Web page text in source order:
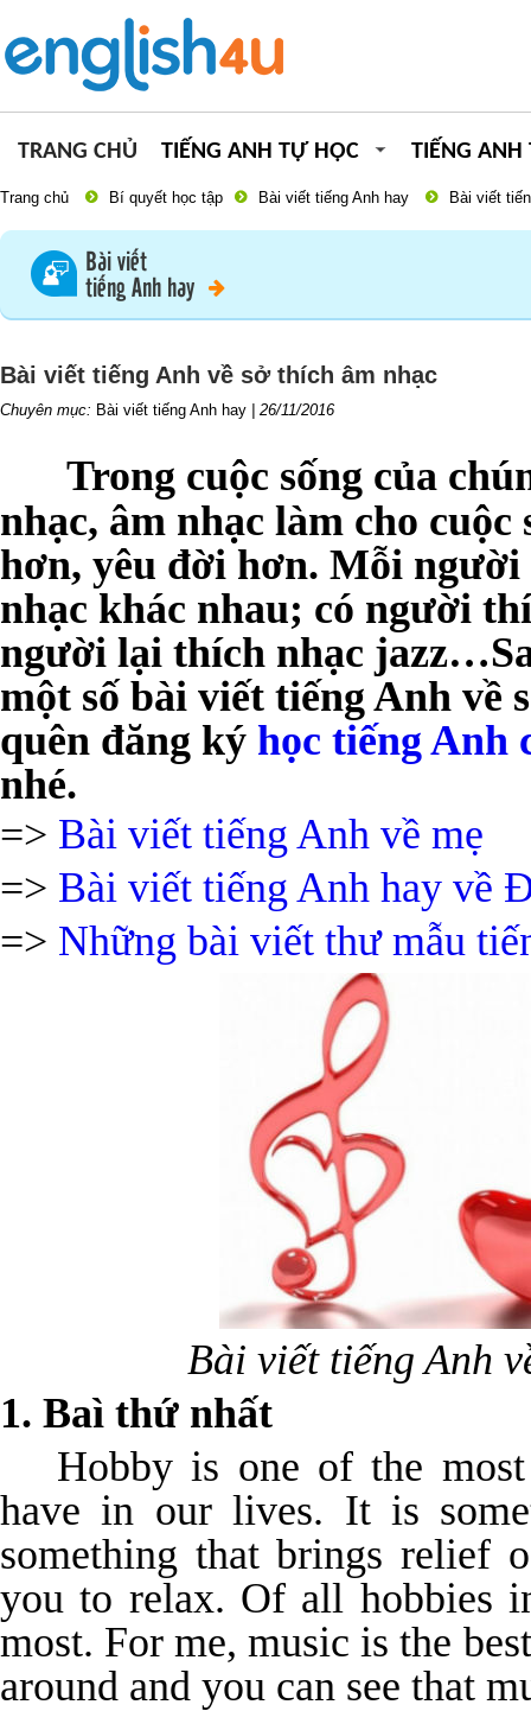
TRANG CHỦ TIẾNG ANH TỰ HỌC TIẾNG ANH
Trang chủ Bí quyết học tập Bài viết tiếng Anh hay Bài viết
Bài viết
tiếng Anh hay
Bài viết tiếng Anh về sở thích âm nhạc
Chuyên mục: Bài viết tiếng Anh hay 26/11/2016
Trong cuộc sống của
nhạc, âm nhạc làm cho
hơn, yêu đời hơn. Mỗi
nhạc khác nhau; có người
người lại thích nhạc
một số bài viết tiếng Anh về
quên đăng ký học tiếng Anh
nhé.
=> Bài viết tiếng Anh về mẹ
=> Bài viết tiếng Anh hay về
=> Những bài viết thư mẫu
Bài viết tiếng Anh
1. Baì thứ nhất
Hobby is one of the
have in our lives. It is
something that brings relief
you to relax. Of all hobbies
most. For me, music is the
around and you can see that